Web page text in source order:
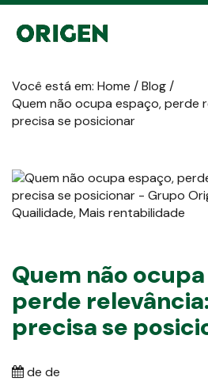
Você está em: Home /Blog /
Quem não ocupa espaço, perde
precisa se posicionar
Quem não
perde
precisa se
de de